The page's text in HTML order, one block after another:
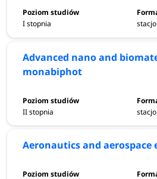
I stopnia
Advanced nano and
monabiphot
II stopnia
Aeronautics and aerospace